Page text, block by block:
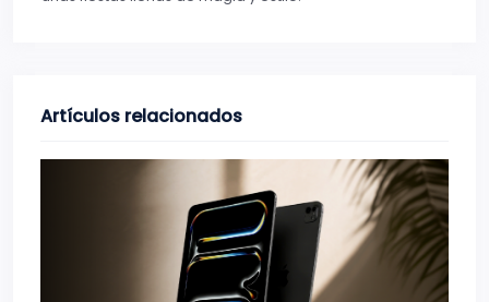
Artículos relacionados